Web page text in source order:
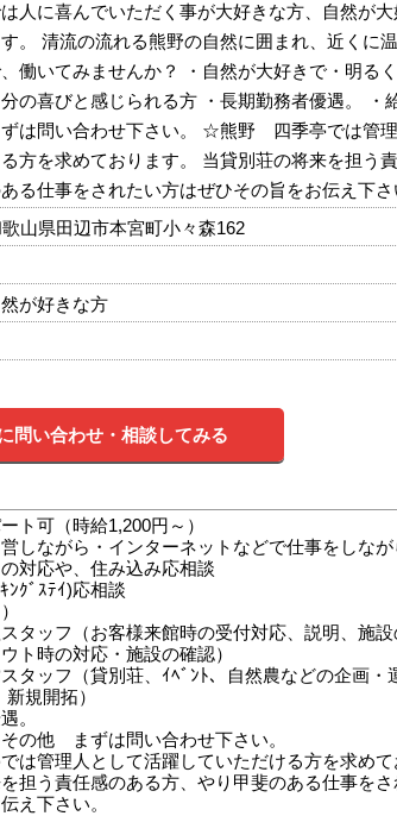
人に喜んでいただく事が大好きな方、自然が大
。 清流の流れる熊野の自然に囲まれ、近くに
働いてみませんか？ ・自然が大好きで・明る
の喜びと感じられる方 ・長期勤務者優遇。 ・
は問い合わせ下さい。 ☆熊野 四季亭では管
方を求めております。 当貸別荘の将来を担う
る仕事をされたい方はぜひその旨をお伝え下さ
山県田辺市本宮町小々森162
が好きな方
問い合わせ・相談してみる
ト可（時給1,200円～）
しながら・インターネットなどで仕事をしな
対応や、住み込み応相談
ﾝｸﾞｽﾃｲ)応相談
タッフ（お客様来館時の受付対応、説明、施
ト時の対応・施設の確認）
タッフ（貸別荘、ｲﾍﾞﾝﾄ、自然農などの企画・
規開拓）
。
の他 まずは問い合わせ下さい。
管理人として活躍していただける方を求めて
担う責任感のある方、やり甲斐のある仕事を
え下さい。